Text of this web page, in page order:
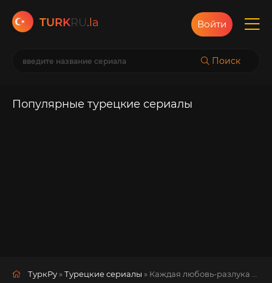
TURKRU.la
Поиск
Войти
Популярные турецкие сериалы
ТуркРу »Турецкие сериалы » Каждая любовь-разлука